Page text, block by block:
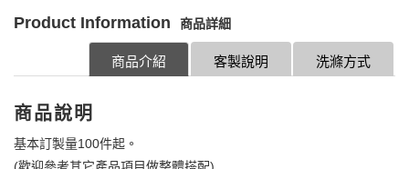
Product Information 商品詳細
洗滌方式
客製說明
商品介紹
商品說明
基本訂製量100件起。